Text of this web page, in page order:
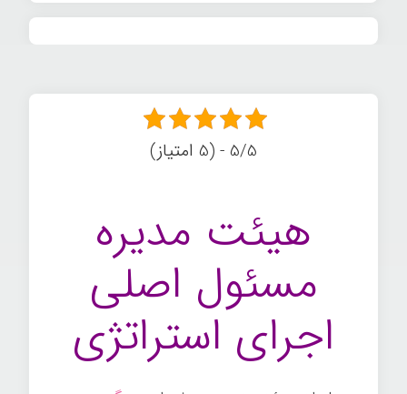
5/5 - (5 امتیاز)
هیئت مدیره
مسئول اصلی
اجرای استراتژی